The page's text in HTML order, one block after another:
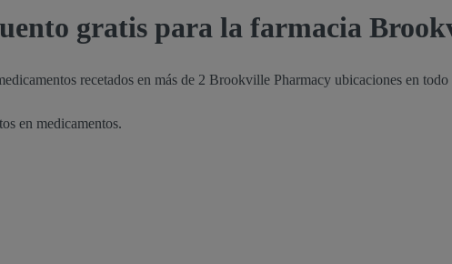
gratis para la farmacia
recetados en más de 2 Brookville Pharmacy ubicaciones en todo
en medicamentos.